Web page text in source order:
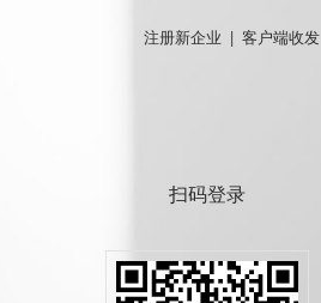
注册新企业 | 客户端收发
扫码登录